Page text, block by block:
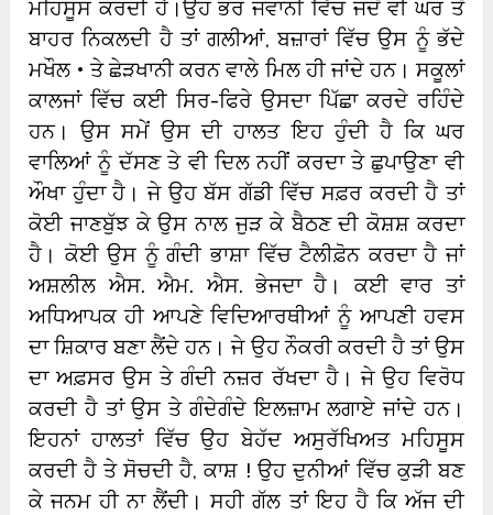
ਮਹਿਸੂਸ ਕਰਦੀ ਹੈ।ਉਹ ਭਰ ਜਵਾਨੀ ਵਿੱਚ ਜਦੋਂ ਵੀ ਘਰ ਤੋਂ
ਬਾਹਰ ਨਿਕਲਦੀ ਹੈ ਤਾਂ ਗਲੀਆਂ, ਬਜ਼ਾਰਾਂ ਵਿੱਚ ਉਸ ਨੂੰ ਭੱਦੇ
ਮਖੌਲ • ਤੇ ਛੇੜਖਾਨੀ ਕਰਨ ਵਾਲੇ ਮਿਲ ਹੀ ਜਾਂਦੇ ਹਨ। ਸਕੂਲਾਂ
ਕਾਲਜਾਂ ਵਿੱਚ ਕਈ ਸਿਰ-ਫਿਰੇ ਉਸਦਾ ਪਿੱਛਾ ਕਰਦੇ ਰਹਿੰਦੇ
ਹਨ। ਉਸ ਸਮੇਂ ਉਸ ਦੀ ਹਾਲਤ ਇਹ ਹੁੰਦੀ ਹੈ ਕਿ ਘਰ
ਵਾਲਿਆਂ ਨੂੰ ਦੱਸਣ ਤੇ ਵੀ ਦਿਲ ਨਹੀਂ ਕਰਦਾ ਤੇ ਛੁਪਾਉਣਾ ਵੀ
ਔਖਾ ਹੁੰਦਾ ਹੈ। ਜੇ ਉਹ ਬੱਸ ਗੱਡੀ ਵਿੱਚ ਸਫ਼ਰ ਕਰਦੀ ਹੈ ਤਾਂ
ਕੋਈ ਜਾਣਬੁੱਝ ਕੇ ਉਸ ਨਾਲ ਜੁੜ ਕੇ ਬੈਠਣ ਦੀ ਕੋਸ਼ਸ਼ ਕਰਦਾ
ਹੈ। ਕੋਈ ਉਸ ਨੂੰ ਗੰਦੀ ਭਾਸ਼ਾ ਵਿੱਚ ਟੈਲੀਫ਼ੋਨ ਕਰਦਾ ਹੈ ਜਾਂ
ਅਸ਼ਲੀਲ ਐਸ. ਐਮ. ਐਸ. ਭੇਜਦਾ ਹੈ। ਕਈ ਵਾਰ ਤਾਂ
ਅਧਿਆਪਕ ਹੀ ਆਪਣੇ ਵਿਦਿਆਰਥੀਆਂ ਨੂੰ ਆਪਣੀ ਹਵਸ
ਦਾ ਸ਼ਿਕਾਰ ਬਣਾ ਲੈਂਦੇ ਹਨ। ਜੇ ਉਹ ਨੌਕਰੀ ਕਰਦੀ ਹੈ ਤਾਂ ਉਸ
ਦਾ ਅਫ਼ਸਰ ਉਸ ਤੇ ਗੰਦੀ ਨਜ਼ਰ ਰੱਖਦਾ ਹੈ। ਜੇ ਉਹ ਵਿਰੋਧ
ਕਰਦੀ ਹੈ ਤਾਂ ਉਸ ਤੇ ਗੰਦੇਗੰਦੇ ਇਲਜ਼ਾਮ ਲਗਾਏ ਜਾਂਦੇ ਹਨ।
ਇਹਨਾਂ ਹਾਲਤਾਂ ਵਿੱਚ ਉਹ ਬੇਹੱਦ ਅਸੁਰੱਖਿਅਤ ਮਹਿਸੂਸ
ਕਰਦੀ ਹੈ ਤੇ ਸੋਚਦੀ ਹੈ, ਕਾਸ਼ ! ਉਹ ਦੁਨੀਆਂ ਵਿੱਚ ਕੁੜੀ ਬਣ
ਕੇ ਜਨਮ ਹੀ ਨਾ ਲੈਂਦੀ। ਸਹੀ ਗੱਲ ਤਾਂ ਇਹ ਹੈ ਕਿ ਅੱਜ ਦੀ